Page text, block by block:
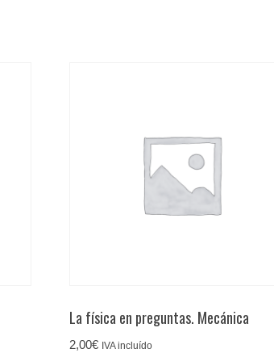
La física en preguntas. Mecánica
2,00€ IVA incluído